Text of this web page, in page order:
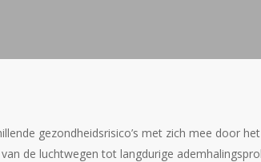
gezondheidsrisico’s met zich mee door
de luchtwegen tot langdurige